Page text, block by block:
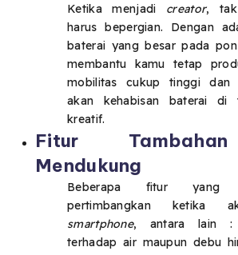
Ketika menjadi creator, tak
harus bepergian. Dengan
baterai yang besar pada
membantu kamu tetap
mobilitas cukup tinggi dan
akan kehabisan baterai di
kreatif.
Fitur
Mendukung
Beberapa fitur yang
pertimbangkan ketika
smartphone, antara lain :
terhadap air maupun debu